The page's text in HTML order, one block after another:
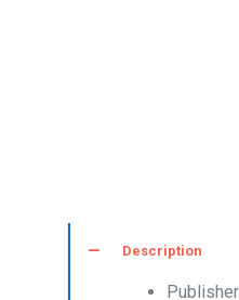
Description